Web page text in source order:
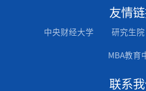
友情
中央财经大学 研究生院
MBA教育
联系我